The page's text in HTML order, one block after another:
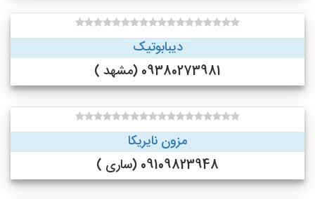
دیبابوتیک
09380273981 (مشهد )
مزون نایریکا
09109823948 (ساری )